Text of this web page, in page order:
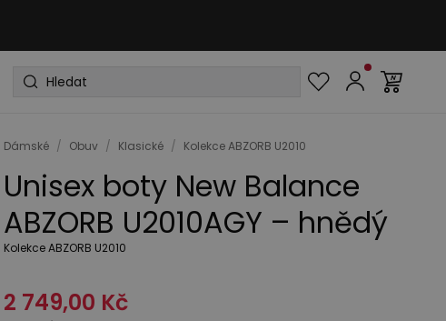
Dámské / Obuv / Klasické / Kolekce ABZORB U2010
Unisex boty New Balance
ABZORB U2010AGY – hnědý
Kolekce ABZORB U2010
2 749,00 Kč